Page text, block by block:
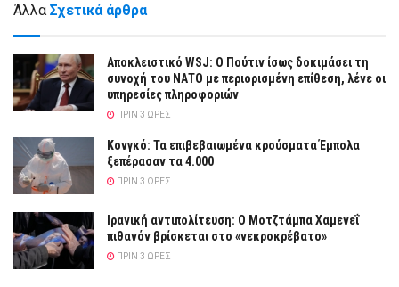
Άλλα Σχετικά άρθρα
Αποκλειστικό WSJ: Ο Πούτιν ίσως δοκιμάσει τη
συνοχή του ΝΑΤΟ με περιορισμένη επίθεση, λένε οι
υπηρεσίες πληροφοριών
ΠΡΙΝ 3 ΏΡΕΣ
Κονγκό: Τα επιβεβαιωμένα κρούσματα Έμπολα
ξεπέρασαν τα 4.000
ΠΡΙΝ 3 ΏΡΕΣ
Ιρανική αντιπολίτευση: Ο Μοτζτάμπα Χαμενεΐ
πιθανόν βρίσκεται στο «νεκροκρέβατο»
ΠΡΙΝ 3 ΏΡΕΣ